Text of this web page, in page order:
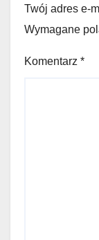
Twój adres e-
Wymagane
Komentarz *